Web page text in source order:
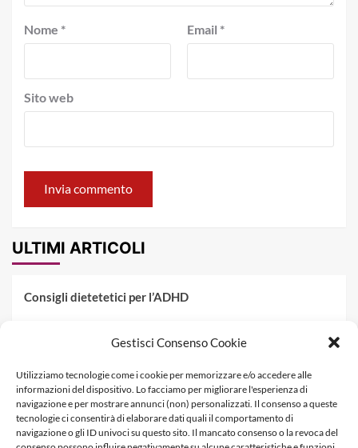
Gestisci Consenso Cookie
Utilizziamo tecnologie come i cookie per memorizzare e/o accedere alle
informazioni del dispositivo. Lo facciamo per migliorare l'esperienza di
navigazione e per mostrare annunci (non) personalizzati. Il consenso a queste
tecnologie ci consentirà di elaborare dati quali il comportamento di
navigazione o gli ID univoci su questo sito. Il mancato consenso o la revoca del
Nome * Email *
Sito web
ULTIMI ARTICOLI
Consigli dietetetici per l’ADHD
Fenilchetonuria
Dieta militare: come funziona, opinioni e schema tipo per
dimagrire in 3 giorni